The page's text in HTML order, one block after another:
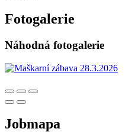
Fotogalerie
Náhodná fotogalerie
Jobmapa